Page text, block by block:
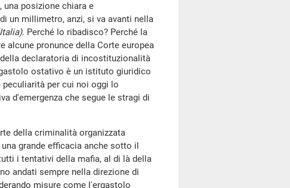
posizione chiara e
un millimetro, anzi, si va avanti nella
. Perché lo ribadisco? Perché la
alcune pronunce della Corte europea
declaratoria di incostituzionalità
ostativo è un istituto giuridico
peculiarità per cui noi oggi lo
d'emergenza che segue le stragi di
della criminalità organizzata
grande efficacia anche sotto il
i tentativi della mafia, al di là della
andati sempre nella direzione di
misure come l'ergastolo